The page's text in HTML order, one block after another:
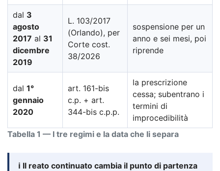
Tabella 1 — I tre regimi e la data che li separa
dal 3
agosto
2017 al 31
dicembre
2019
L. 103/2017
(Orlando), per
Corte cost.
38/2026
sospensione per un
anno e sei mesi, poi
riprende
dal 1°
gennaio
2020
art. 161-bis
c.p. + art.
344-bis c.p.p.
la prescrizione
cessa; subentrano i
termini di
improcedibilità
ℹ️ Il reato continuato cambia il punto di partenza